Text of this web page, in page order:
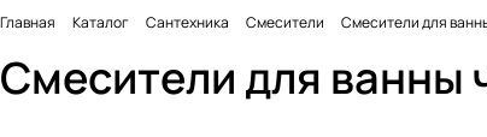
Главная Каталог Сантехника Смесители Смесители для
Смесители для ванны